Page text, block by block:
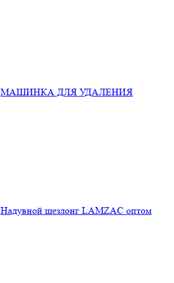
МАШИНКА ДЛЯ УДАЛЕНИЯ
Надувной шезлонг LAMZAC оптом